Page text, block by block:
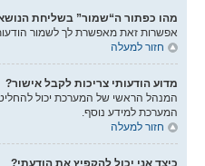
מהו כפתור ה“שמור” בשליחת
אפשרות זאת מאפשרת לך לשמור
חזור למעלה
מדוע הודעותי צריכות לקבל אישור?
המנהל הראשי של המערכת יכול
המערכת למידע נוסף.
חזור למעלה
כיצד אני יכול להקפיץ את הודעתי?